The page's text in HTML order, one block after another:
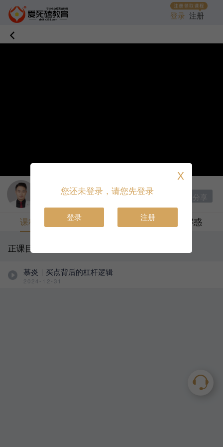
登录 注册
讲师：慕炎 | 首席讲师
分享
课程目录 答疑解惑
正课目录
慕炎｜买点背后的杠杆逻辑
2024-12-31
X
您还未登录，请您先登录
登录 注册